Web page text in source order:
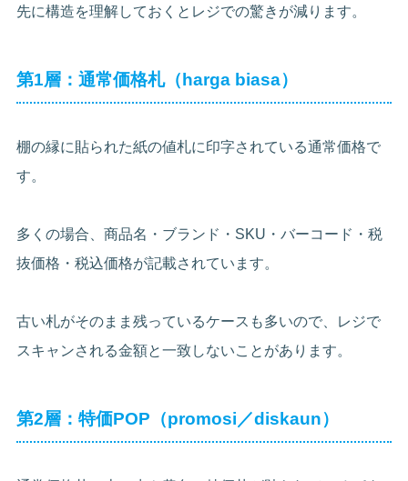
先に構造を理解しておくとレジでの驚きが減ります。
第1層：通常価格札（harga biasa）
棚の縁に貼られた紙の値札に印字されている通常価格で
す。
多くの場合、商品名・ブランド・SKU・バーコード・税
抜価格・税込価格が記載されています。
古い札がそのまま残っているケースも多いので、レジで
スキャンされる金額と一致しないことがあります。
第2層：特価POP（promosi／diskaun）